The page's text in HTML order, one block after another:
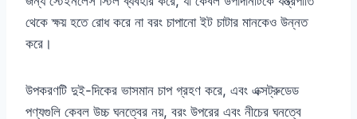
থেকে ক্ষয় হতে রোধ করে না বরং চাপানো ইট চাটার মানকেও উন্নত
করে।
উপকরণটি দুই-দিকের ভাসমান চাপ গ্রহণ করে, এবং এক্সট্রুডেড
পণ্যগুলি কেবল উচ্চ ঘনত্বের নয়, বরং উপরের এবং নীচের ঘনত্বে